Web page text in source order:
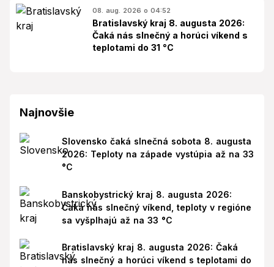
08. aug. 2026 o 04:52
Bratislavský kraj 8. augusta 2026:
Čaká nás slnečný a horúci víkend s
teplotami do 31 °C
Najnovšie
Slovensko čaká slnečná sobota 8. augusta
2026: Teploty na západe vystúpia až na 33
°C
Banskobystrický kraj 8. augusta 2026:
Čaká nás slnečný víkend, teploty v regióne
sa vyšplhajú až na 33 °C
Bratislavský kraj 8. augusta 2026: Čaká
nás slnečný a horúci víkend s teplotami do